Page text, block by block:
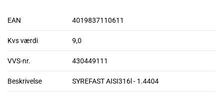
EAN 4019837110611
Kvs værdi 9,0
VVS-nr. 430449111
Beskrivelse SYREFAST AISI316l - 1.4404